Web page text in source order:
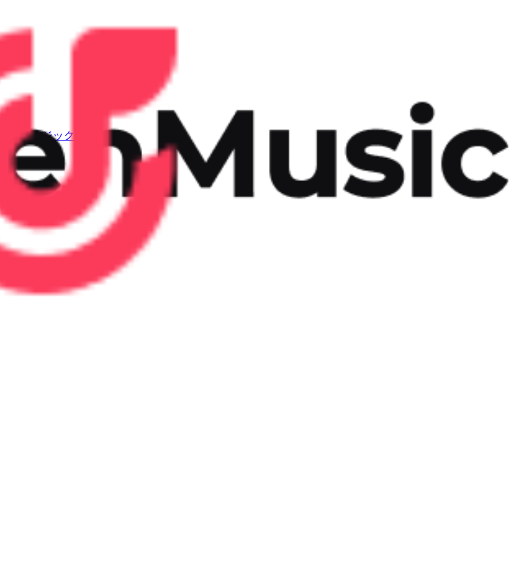
AIミュージックビデオ